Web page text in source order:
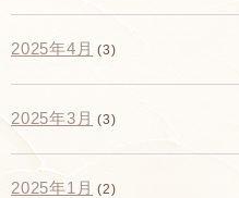
2025年4月 (3)
2025年3月 (3)
2025年1月 (2)